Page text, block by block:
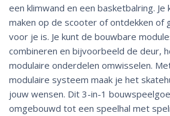
een klimwand en een basketbalring.
maken op de scooter of ontdekken of
voor je is. Je kunt de bouwbare
combineren en bijvoorbeeld de deur,
modulaire onderdelen omwisselen.
modulaire systeem maak je het
jouw wensen. Dit 3-in-1
omgebouwd tot een speelhal met